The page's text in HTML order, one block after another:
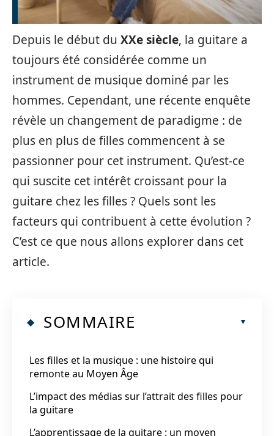
Depuis le début du XXe siècle, la guitare a
toujours été considérée comme un
instrument de musique dominé par les
hommes. Cependant, une récente enquête
révèle un changement de paradigme : de
plus en plus de filles commencent à se
passionner pour cet instrument. Qu’est-ce
qui suscite cet intérêt croissant pour la
guitare chez les filles ? Quels sont les
facteurs qui contribuent à cette évolution ?
C’est ce que nous allons explorer dans cet
article.
SOMMAIRE
Les filles et la musique : une histoire qui
remonte au Moyen Âge
L’impact des médias sur l’attrait des filles pour
la guitare
L’apprentissage de la guitare : un moyen